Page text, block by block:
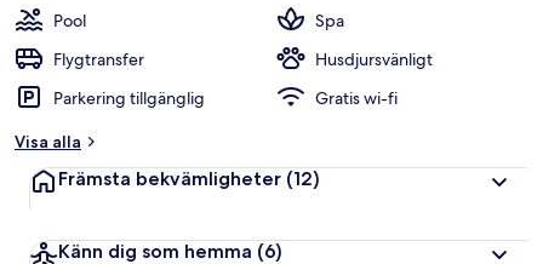
Pool
Spa
Flygtransfer
Husdjursvänligt
Parkering tillgänglig
Gratis wi-fi
Visa alla
Främsta bekvämligheter (12)
Känn dig som hemma (6)